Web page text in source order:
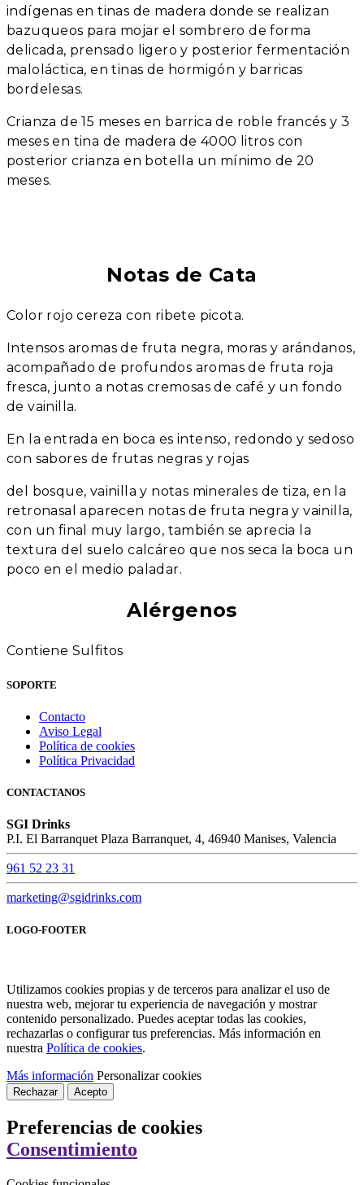
indígenas en tinas de madera donde se realizan
bazuqueos para mojar el sombrero de forma
delicada, prensado ligero y posterior fermentación
maloláctica, en tinas de hormigón y barricas
bordelesas.
Crianza de 15 meses en barrica de roble francés y 3
meses en tina de madera de 4000 litros con
posterior crianza en botella un mínimo de 20
meses.
Notas de Cata
Color rojo cereza con ribete picota.
Intensos aromas de fruta negra, moras y arándanos,
acompañado de profundos aromas de fruta roja
fresca, junto a notas cremosas de café y un fondo
de vainilla.
En la entrada en boca es intenso, redondo y sedoso
con sabores de frutas negras y rojas
del bosque, vainilla y notas minerales de tiza, en la
retronasal aparecen notas de fruta negra y vainilla,
con un final muy largo, también se aprecia la
textura del suelo calcáreo que nos seca la boca un
poco en el medio paladar.
Alérgenos
Contiene Sulfitos
SOPORTE
Contacto
Aviso Legal
Política de cookies
Política Privacidad
CONTACTANOS
SGI Drinks
P.I. El Barranquet Plaza Barranquet, 4, 46940 Manises, Valencia
961 52 23 31
marketing@sgidrinks.com
LOGO-FOOTER
Utilizamos cookies propias y de terceros para analizar el uso de
nuestra web, mejorar tu experiencia de navegación y mostrar
contenido personalizado. Puedes aceptar todas las cookies,
rechazarlas o configurar tus preferencias. Más información en
nuestra Política de cookies.
Más información Personalizar cookies
Rechazar Acepto
Preferencias de cookies
Consentimiento